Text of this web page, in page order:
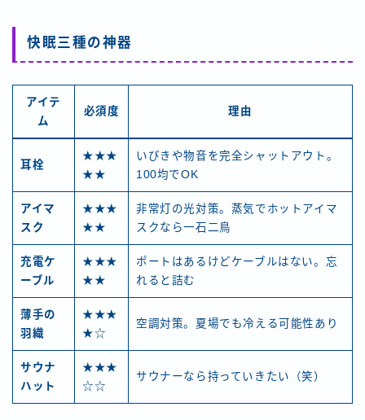
快眠三種の神器
アイテ
ム
必須度 理由
耳栓
★★★
★★
いびきや物音を完全シャットアウト。
100均でOK
アイマ
スク
★★★
★★
非常灯の光対策。蒸気でホットアイマ
スクなら一石二鳥
充電ケ
ーブル
★★★
★★
ポートはあるけどケーブルはない。忘
れると詰む
薄手の
羽織
★★★
★☆
空調対策。夏場でも冷える可能性あり
サウナ
ハット
★★★
☆☆
サウナーなら持っていきたい（笑）